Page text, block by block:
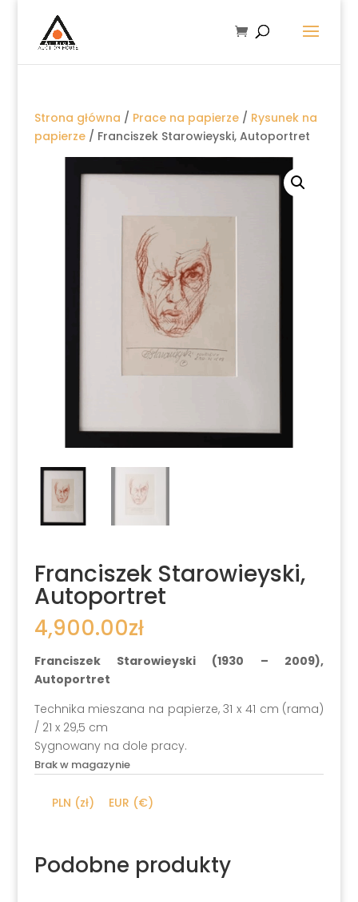
Strona główna / Prace na papierze/ Rysunek na
papierze/ Franciszek Starowieyski, Autoportret
Franciszek Starowieyski,
Autoportret
4,900.00zł
Franciszek Starowieyski (1930 – 2009),
Autoportret
Technika mieszana na papierze, 31 x 41 cm (rama)
/ 21 x 29,5 cm
Sygnowany na dole pracy.
Brak w magazynie
PLN (zł) EUR (€)
Podobne produkty